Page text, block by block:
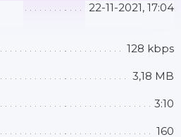
22-11-2021, 17:04
128 kbps
3,18 MB
3:10
160